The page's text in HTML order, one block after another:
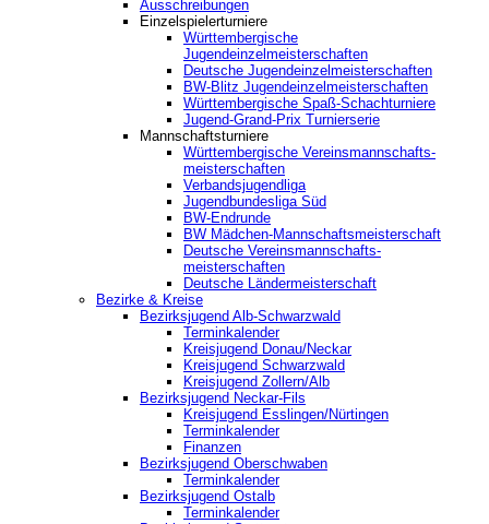
Ausschreibungen
Einzelspielerturniere
Württembergische
Jugendeinzelmeisterschaften
Deutsche Jugendeinzelmeisterschaften
BW-Blitz Jugendeinzelmeisterschaften
Württembergische Spaß-Schachturniere
Jugend-Grand-Prix Turnierserie
Mannschaftsturniere
Württembergische Vereinsmannschafts-
meisterschaften
Verbandsjugendliga
Jugendbundesliga Süd
BW-Endrunde
BW Mädchen-Mannschaftsmeisterschaft
Deutsche Vereinsmannschafts-
meisterschaften
Deutsche Ländermeisterschaft
Bezirke & Kreise
Bezirksjugend Alb-Schwarzwald
Terminkalender
Kreisjugend Donau/Neckar
Kreisjugend Schwarzwald
Kreisjugend Zollern/Alb
Bezirksjugend Neckar-Fils
Kreisjugend ‎Esslingen/Nürtingen
Terminkalender
Finanzen
Bezirksjugend Oberschwaben
Terminkalender
Bezirksjugend Ostalb
Terminkalender